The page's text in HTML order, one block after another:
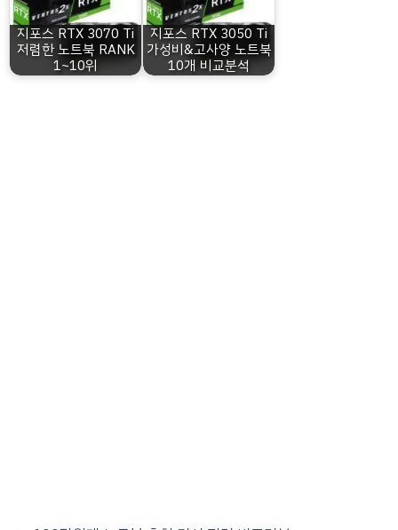
지포스 RTX 3070 Ti
저렴한 노트북 RANK
1~10위
지포스 RTX 3050 Ti
가성비&고사양 노트북
10개 비교분석